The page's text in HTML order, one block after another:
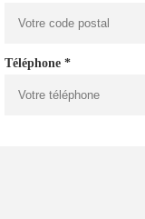
Téléphone *